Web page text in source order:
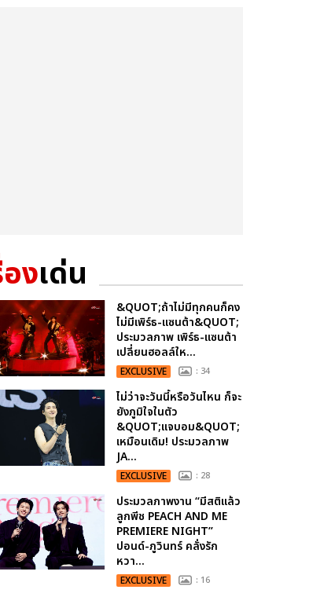
องเด่น
&QUOT;ถ้าไม่มีทุกคนก็คง
ไม่มีเพิร์ธ-แซนต้า&QUOT;
ประมวลภาพ เพิร์ธ-แซนต้า
เปลี่ยนฮอลล์ให...
EXCLUSIVE : 34
ไม่ว่าจะวันนี้หรือวันไหน ก็จะ
ยังภูมิใจในตัว
&QUOT;แจบอม&QUOT;
เหมือนเดิม! ประมวลภาพ
JA...
EXCLUSIVE : 28
ประมวลภาพงาน “มีสติแล้ว
ลูกพีช PEACH AND ME
PREMIERE NIGHT”
ปอนด์-ภูวินทร์ คลั่งรัก
หวา...
EXCLUSIVE : 16